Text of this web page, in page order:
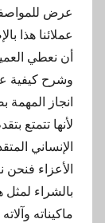
عرض
عملائنا هذا
أن نعطي
وشرح كيفية
انجاز
لأنها تتمتع
الإنساني
الأعزاء فنحن
بالشراء لمثل
ماكيناته